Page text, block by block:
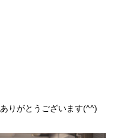
りがとうございます(^^)